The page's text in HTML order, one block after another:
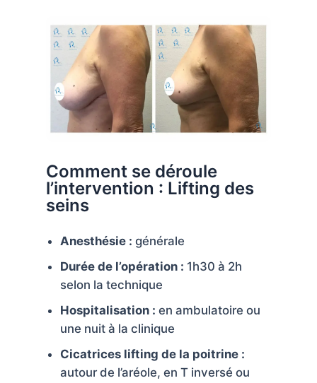
Comment se déroule
l’intervention : Lifting des
seins
Anesthésie : générale
Durée de l’opération : 1h30 à 2h
selon la technique
Hospitalisation : en ambulatoire ou
une nuit à la clinique
Cicatrices lifting de la poitrine :
autour de l’aréole, en T inversé ou